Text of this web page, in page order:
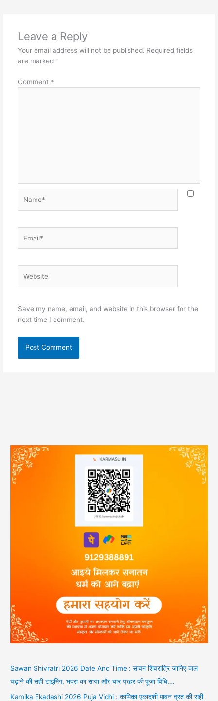
Leave a Reply
Your email address will not be published. Required fields
are marked *
Comment *
Save my name, email, and website in this browser for the
next time I comment.
Sawan Shivratri 2026 Date And Time : सावन शिवरात्रि जानिए जल
चढ़ाने की सही टाइमिंग, भद्रा का साया और चार प्रहर की पूजा विधि….
Kamika Ekadashi 2026 Puja Vidhi : कामिका एकादशी पावन व्रत की सही